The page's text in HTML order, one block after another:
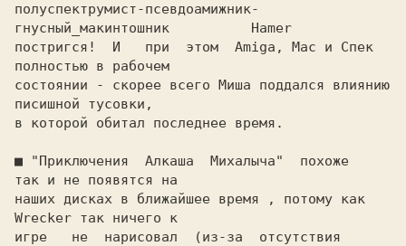
полуспектрумист-псевдоамижник-
гнусный_макинтошник          Hamer
постригся!  И   при  этом  Amiga, Mac и Спек
полностью в рабочем
состоянии - скорее всего Миша поддался влиянию
писишной тусовки,
в которой обитал последнее время.
■
"Приключения  Алкаша  Михалыча"  похоже
так и не появятся на
наших дисках в ближайшее время , потому как
Wrecker так ничего к
игре   не  нарисовал  (из-за  отсутствия